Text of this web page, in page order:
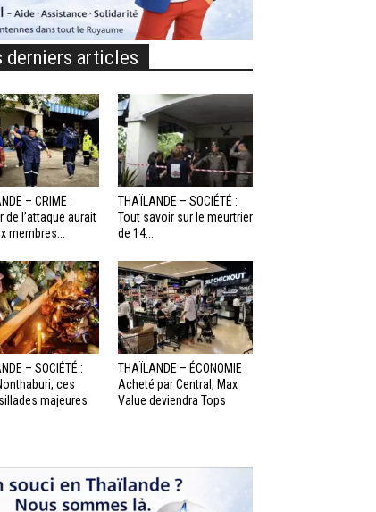
derniers articles
– CRIME :
de l’attaque aurait
membres...
THAÏLANDE – SOCIÉTÉ :
Tout savoir sur le meurtrier
de 14...
– SOCIÉTÉ :
ces
majeures
THAÏLANDE – ÉCONOMIE :
Acheté par Central, Max
Value deviendra Tops